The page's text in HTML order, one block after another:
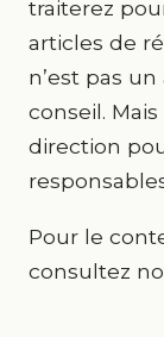
traiterez
articles de
n’est pas
conseil.
direction
Pour le
consultez